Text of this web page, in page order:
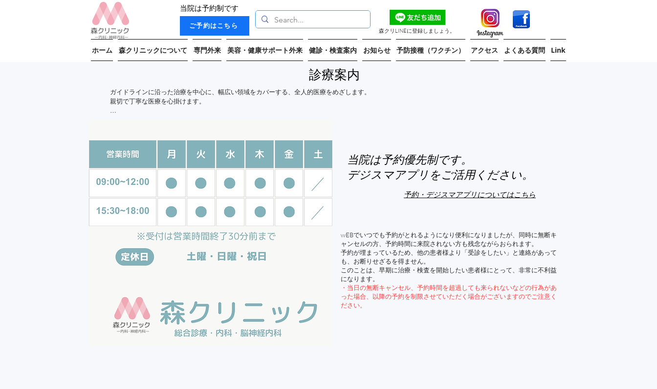
当院は予約制です
ご予約はこちら
森クリLINEに登録しましょう。
ホーム 森クリニックについて 専門外来 美容・健康サポート外来 健診・検査案内 お知らせ 予防接種（ワクチン） アクセス よくある質問 Link
診療案内
ガイドラインに沿った治療を中心に、幅広い領域をカバーする、全人的医療をめざします。
親切で丁寧な医療を心掛けます。
また、クリニックを中心に自動車で10km圏内を目安に、訪問診療にも応需いたします。
■専門医として
神経内科専門医、厚生労働省の定める認知症サポート医として頭痛診療、パーキンソン病診療、認知症診療などをおこないます。
■かかりつけ医として
ちょっとしたケガやカゼ、高血圧・糖尿病・高脂血症、アトピーや湿疹・水虫・虫さされなどの皮膚病やアレルギー疾患、心不全や喘息・COPDなどの
ら、時には必要に応じて専門的な医療機関へのお取次ぎもさせていただきます。また、動脈硬化の状態がわかる血管年齢健診、胃カメラや胃透視を使わな
い胃健診から就業前健診・企業健診、インフルエンザや肺炎球菌などの各種予防接種にも対応させていただきます。
当院は予約優先制です。
デジスマアプリをご活用ください。
予約・デジスマアプリについてはこちら
wEBでいつでも予約がとれるようになり便利になりましたが、同時に無断キ
ャンセルの方、予約時間に来院されない方も残念ながらおられます。
予約が埋まっているため、他の患者様より「受診をしたい」と連絡があって
も、お断りせざるを得ません。
このことは、早期に治療・検査を開始したい患者様にとって、非常に不利益
になります。
・当日の無断キャンセル、予約時間を超過しても来られないなどの行為があ
った場合、以降の予約を制限させていただく場合がございますのでご注意く
ださい。